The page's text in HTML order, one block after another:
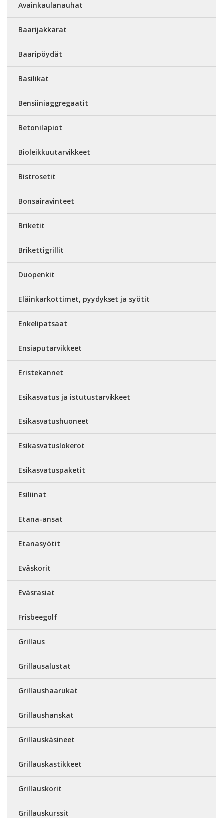
Avainkaulanauhat
Baarijakkarat
Baaripöydät
Basilikat
Bensiiniaggregaatit
Betonilapiot
Bioleikkuutarvikkeet
Bistrosetit
Bonsairavinteet
Briketit
Brikettigrillit
Duopenkit
Eläinkarkottimet, pyydykset ja syötit
Enkelipatsaat
Ensiaputarvikkeet
Eristekannet
Esikasvatus ja istutustarvikkeet
Esikasvatushuoneet
Esikasvatuslokerot
Esikasvatuspaketit
Esiliinat
Etana-ansat
Etanasyötit
Eväskorit
Eväsrasiat
Frisbeegolf
Grillaus
Grillausalustat
Grillaushaarukat
Grillaushanskat
Grillauskäsineet
Grillauskastikkeet
Grillauskorit
Grillauskurssit